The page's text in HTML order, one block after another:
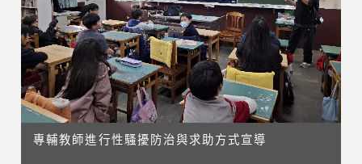
專輔教師進行性騷擾防治與求助方式宣導